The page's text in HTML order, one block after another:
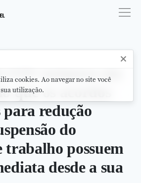
esclarece em
que os acordos
redução
do
trabalho possuem
desde a sua
×
cookies. Ao navegar no site você
utilização.